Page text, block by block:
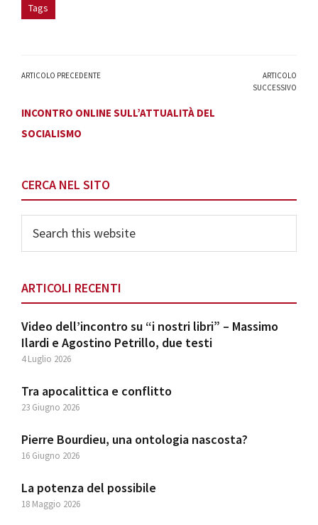
Tags
ARTICOLO PRECEDENTE
INCONTRO ONLINE SULL’ATTUALITÀ DEL
SOCIALISMO
ARTICOLO
SUCCESSIVO
Primary
Sidebar
CERCA NEL SITO
this
ARTICOLI RECENTI
Video dell’incontro su “i nostri libri” – Massimo
Ilardi e Agostino Petrillo, due testi
4 Luglio 2026
Tra apocalittica e conflitto
23 Giugno 2026
Pierre Bourdieu, una ontologia nascosta?
16 Giugno 2026
La potenza del possibile
18 Maggio 2026